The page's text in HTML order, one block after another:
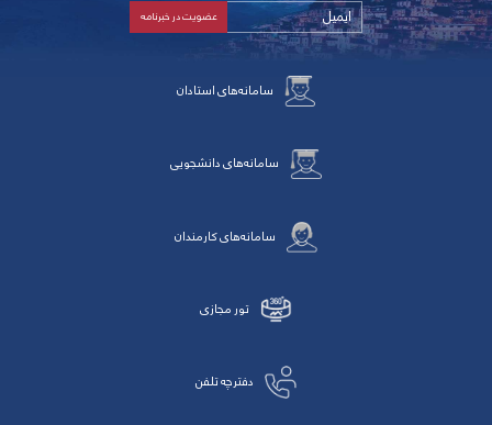
سامانه‌های استادان
سامانه‌های دانشجویی
سامانه‌های کارمندان
تور مجازی
دفترچه تلفن